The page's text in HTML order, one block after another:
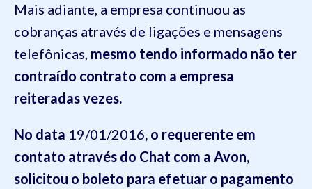
Mais adiante, a empresa continuou as
cobranças através de ligações e mensagens
telefônicas, mesmo tendo informado não ter
contraído contrato com a empresa
reiteradas vezes.
No data 19/01/2016, o requerente em
contato através do Chat com a Avon,
solicitou o boleto para efetuar o pagamento